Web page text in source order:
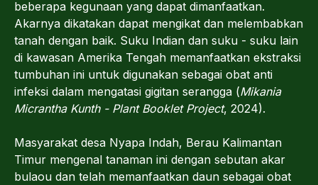
beberapa kegunaan yang dapat dimanfaatkan.
Akarnya dikatakan dapat mengikat dan melembabkan
tanah dengan baik. Suku Indian dan suku - suku lain
di kawasan Amerika Tengah memanfaatkan ekstraksi
tumbuhan ini untuk digunakan sebagai obat anti
infeksi dalam mengatasi gigitan serangga (Mikania
Micrantha Kunth - Plant Booklet Project, 2024).
Masyarakat desa Nyapa Indah, Berau Kalimantan
Timur mengenal tanaman ini dengan sebutan akar
bulaou dan telah memanfaatkan daun sebagai obat